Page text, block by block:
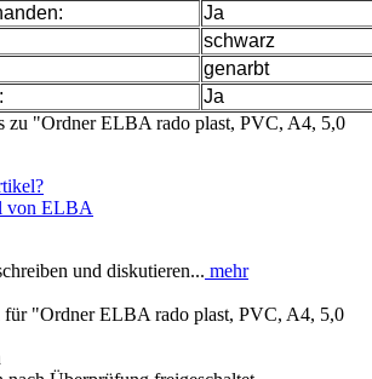
Ja
schwarz
genarbt
Ja
zu "Ordner ELBA rado plast, PVC, A4, 5,0
von ELBA
und diskutieren... mehr
für "Ordner ELBA rado plast, PVC, A4, 5,0